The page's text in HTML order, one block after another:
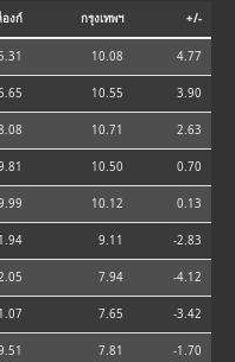
งก์ กรุงเทพฯ +/-
10.08 4.77
10.55 3.90
10.71 2.63
10.50 0.70
10.12 0.13
9.11 -2.83
7.94 -4.12
7.65 -3.42
7.81 -1.70